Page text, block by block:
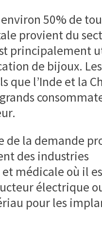
50% de
provient du
principalement
de bijoux.
que l’Inde et la
de la demande
des industries
médicale où il
électrique
pour les